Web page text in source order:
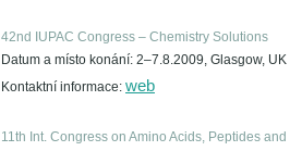
42nd IUPAC Congress – Chemistry Solutions
Datum a místo konání: 2–7.8.2009, Glasgow, UK
Kontaktní informace: web
11th Int. Congress on Amino Acids, Peptides